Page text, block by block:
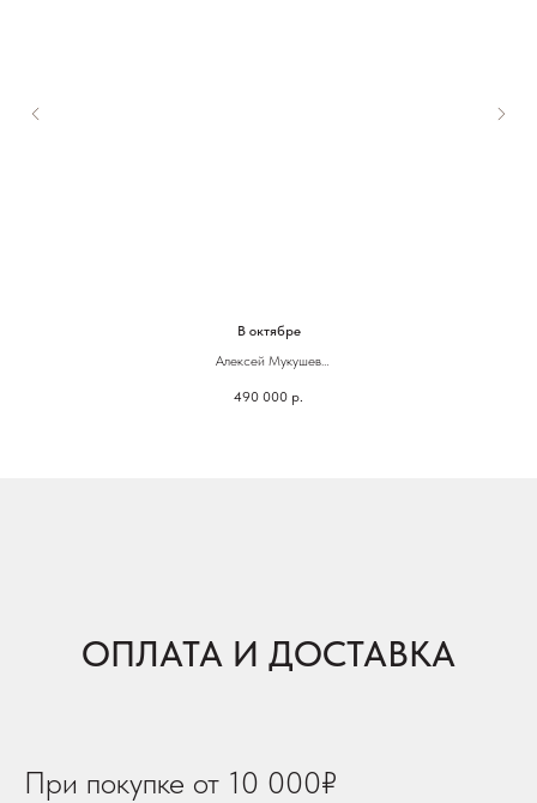
В октябре
Алексей Мукушев
30 х 102 см
490 000 р.
ОПЛАТА И ДОСТАВКА
При покупке от 10 000₽